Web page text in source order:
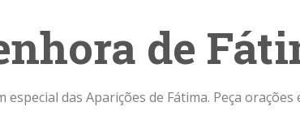
de
especial das Aparições de Fátima. Peça